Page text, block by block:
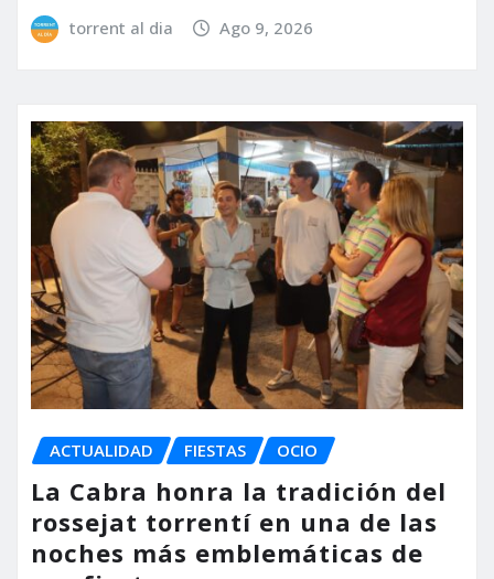
torrent al dia Ago 9, 2026
ACTUALIDAD FIESTAS OCIO
La Cabra honra la tradición del
rossejat torrentí en una de las
noches más emblemáticas de